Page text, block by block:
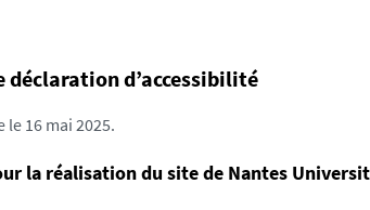
déclaration d’accessibilité
16 mai 2025.
la réalisation du site de Nantes